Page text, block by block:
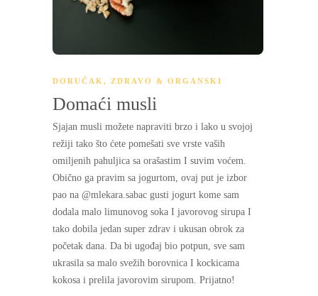
DORUČAK, ZDRAVO & ORGANSKI
Domaći musli
Sjajan musli možete napraviti brzo i lako u svojoj
režiji tako što ćete pomešati sve vrste vaših
omiljenih pahuljica sa orašastim I suvim voćem.
Obično ga pravim sa jogurtom, ovaj put je izbor
pao na @mlekara.sabac gusti jogurt kome sam
dodala malo limunovog soka I javorovog sirupa I
tako dobila jedan super zdrav i ukusan obrok za
početak dana. Da bi ugođaj bio potpun, sve sam
ukrasila sa malo svežih borovnica I kockicama
kokosa i prelila javorovim sirupom. Prijatno!